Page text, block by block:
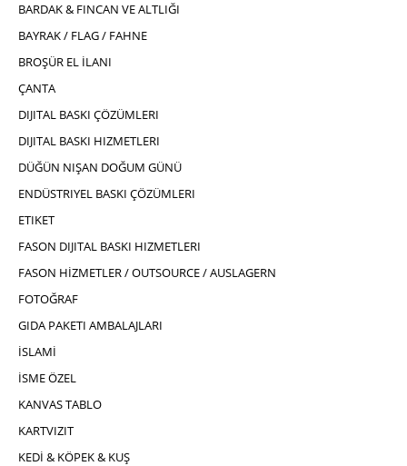
BARDAK & FINCAN VE ALTLIĞI
BAYRAK / FLAG / FAHNE
BROŞÜR EL İLANI
ÇANTA
DIJITAL BASKI ÇÖZÜMLERI
DIJITAL BASKI HIZMETLERI
DÜĞÜN NIŞAN DOĞUM GÜNÜ
ENDÜSTRIYEL BASKI ÇÖZÜMLERI
ETIKET
FASON DIJITAL BASKI HIZMETLERI
FASON HİZMETLER / OUTSOURCE / AUSLAGERN
FOTOĞRAF
GIDA PAKETI AMBALAJLARI
İSLAMİ
İSME ÖZEL
KANVAS TABLO
KARTVIZIT
KEDİ & KÖPEK & KUŞ